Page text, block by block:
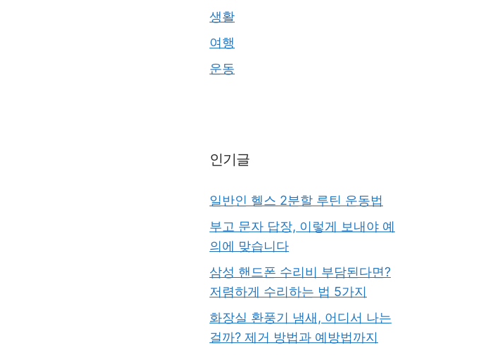
생활
여행
운동
인기글
일반인 헬스 2분할 루틴 운동법
부고 문자 답장, 이렇게 보내야 예
의에 맞습니다
삼성 핸드폰 수리비 부담된다면?
저렴하게 수리하는 법 5가지
화장실 환풍기 냄새, 어디서 나는
걸까? 제거 방법과 예방법까지